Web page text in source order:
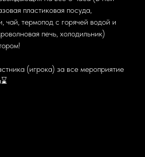
пластиковая посуда,
чай, термопод с горячей водой и
печь, холодильник)
(игрока) за все мероприятие